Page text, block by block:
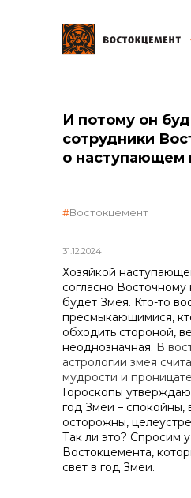
реализация
И потому он
сотрудники
о наступающем
31.12.2024
Востокцемент
Хозяйкой
согласно
будет Змея. Кто-то
пресмыкающимися,
обходить стороной,
неоднозначная. В
астрологии змея
мудрости и
Гороскопы
год Змеи – спокойны,
осторожны,
Так ли это? Спросим
Востокцемента,
свет в год Змеи.